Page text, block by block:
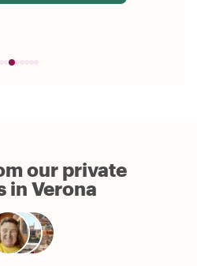
our private
in Verona